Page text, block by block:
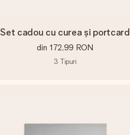
Set cadou cu curea și portcard
din 172,99 RON
3 Tipuri